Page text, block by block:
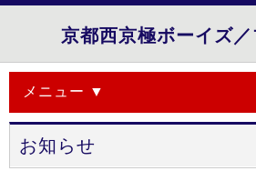
京都西京極ボーイズ／
メニュー ▼
お知らせ